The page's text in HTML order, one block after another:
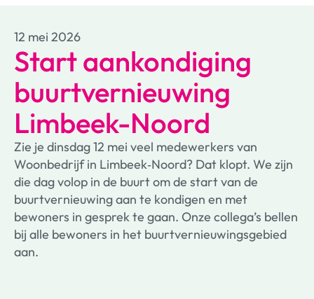
12 mei 2026
Start aankondiging
buurtvernieuwing
Limbeek-Noord
Zie je dinsdag 12 mei veel medewerkers van
Woonbedrijf in Limbeek‑Noord? Dat klopt. We zijn
die dag volop in de buurt om de start van de
buurtvernieuwing aan te kondigen en met
bewoners in gesprek te gaan. Onze collega’s bellen
bij alle bewoners in het buurtvernieuwingsgebied
aan.